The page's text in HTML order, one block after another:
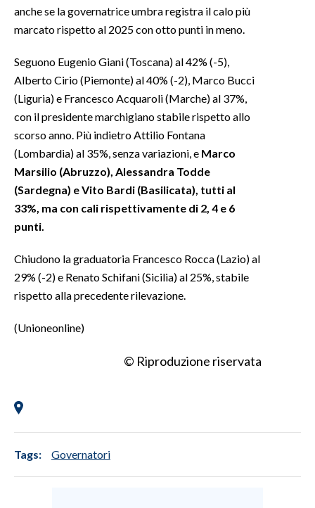
ANNUNCI
STORE
anche se la governatrice umbra registra il calo più
marcato rispetto al 2025 con otto punti in meno.
Seguono Eugenio Giani (Toscana) al 42% (-5),
Alberto Cirio (Piemonte) al 40% (-2), Marco Bucci
(Liguria) e Francesco Acquaroli (Marche) al 37%,
con il presidente marchigiano stabile rispetto allo
scorso anno. Più indietro Attilio Fontana
(Lombardia) al 35%, senza variazioni, e Marco
Marsilio (Abruzzo), Alessandra Todde
(Sardegna) e Vito Bardi (Basilicata), tutti al
33%, ma con cali rispettivamente di 2, 4 e 6
punti.
Chiudono la graduatoria Francesco Rocca (Lazio) al
29% (-2) e Renato Schifani (Sicilia) al 25%, stabile
rispetto alla precedente rilevazione.
(Unioneonline)
© Riproduzione riservata
Tags: Governatori